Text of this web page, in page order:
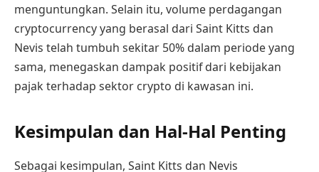
menguntungkan. Selain itu, volume perdagangan
cryptocurrency yang berasal dari Saint Kitts dan
Nevis telah tumbuh sekitar 50% dalam periode yang
sama, menegaskan dampak positif dari kebijakan
pajak terhadap sektor crypto di kawasan ini.
Kesimpulan dan Hal-Hal Penting
Sebagai kesimpulan, Saint Kitts dan Nevis